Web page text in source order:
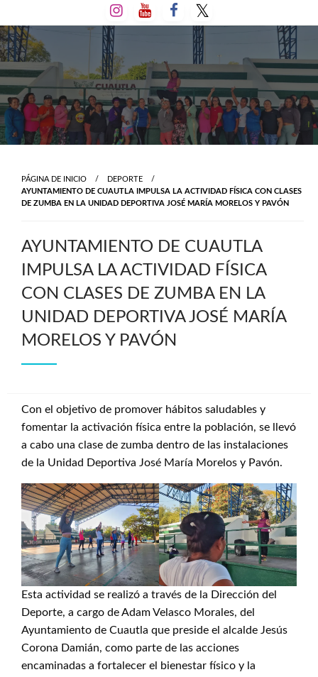
al
contenido
PÁGINA DE INICIO
DEPORTE
AYUNTAMIENTO DE CUAUTLA IMPULSA LA ACTIVIDAD FÍSICA CON CLASES
DE ZUMBA EN LA UNIDAD DEPORTIVA JOSÉ MARÍA MORELOS Y PAVÓN
AYUNTAMIENTO DE CUAUTLA
IMPULSA LA ACTIVIDAD FÍSICA
CON CLASES DE ZUMBA EN LA
UNIDAD DEPORTIVA JOSÉ MARÍA
MORELOS Y PAVÓN
Con el objetivo de promover hábitos saludables y
fomentar la activación física entre la población, se llevó
a cabo una clase de zumba dentro de las instalaciones
de la Unidad Deportiva José María Morelos y Pavón.
Esta actividad se realizó a través de la Dirección del
Deporte, a cargo de Adam Velasco Morales, del
Ayuntamiento de Cuautla que preside el alcalde Jesús
Corona Damián, como parte de las acciones
encaminadas a fortalecer el bienestar físico y la